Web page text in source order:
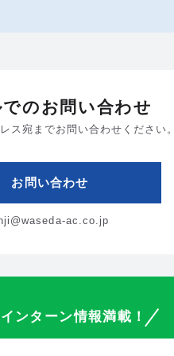
のお問い合わせ
ス宛までお問い合わせください。
お問い合わせ
ac.co.jp
ンターン情報満載！